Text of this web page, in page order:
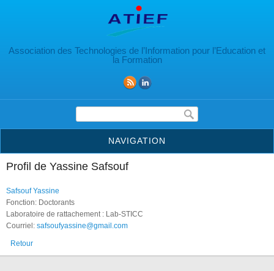
Association des Technologies de l’Information pour l’Education et
la Formation
Formulaire de recherche
NAVIGATION
Profil de Yassine Safsouf
Safsouf Yassine
Fonction: Doctorants
Laboratoire de rattachement : Lab-STICC
Courriel: safsoufyassine@gmail.com
Retour